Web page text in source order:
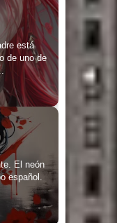
está
de uno de
El neón
español.